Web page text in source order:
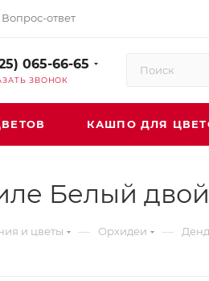
Вопрос-ответ
065-66-65
ЗВОНОК
КАШПО ДЛЯ
Белый
и цветы — Орхидеи —